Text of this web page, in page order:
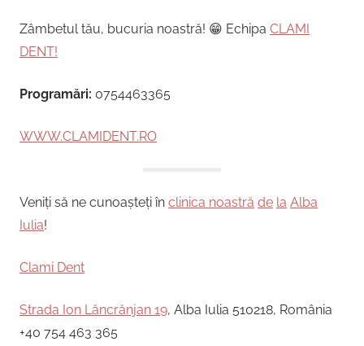
Zâmbetul tău, bucuria noastră! 😁 Echipa CLAMI
DENT!
Programări: 0754463365
WWW.CLAMIDENT.RO
Veniți să ne cunoașteți în clinica noastră de la Alba
Iulia!
Clami Dent
Strada Ion Lăncrănjan 19, Alba Iulia 510218, România
+40 754 463 365